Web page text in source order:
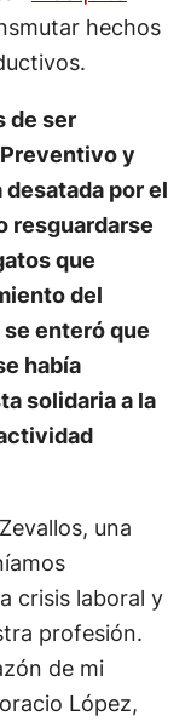
hechos
de ser
y
por el
resguardarse
que
del
enteró que
había
solidaria a la
una
crisis laboral y
profesión.
de mi
López,